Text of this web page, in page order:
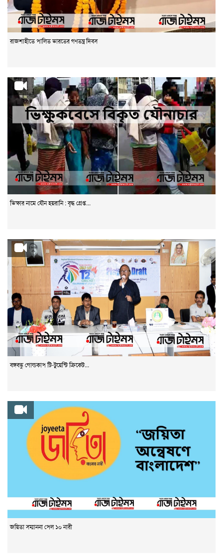
রাজশাহীতে পালিত ভারতের গণতন্ত্র দিবস
ভিক্ষার নামে যৌন হয়রানি : বৃদ্ধ গ্রেপ্ত...
বঙ্গবন্ধু গোল্ডকাপ টি-টুয়েন্টি ক্রিকেট...
জয়িতা সম্মাননা পেল ১০ নারী